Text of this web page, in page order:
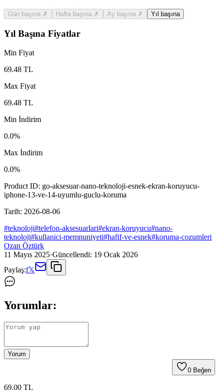
Gün başına ✗ Hafta başına ✗ Ay başına ✗ Yıl başına
Yıl Başına Fiyatlar
Min Fiyat
69.48 TL
Max Fiyat
69.48 TL
Min İndirim
0.0%
Max İndirim
0.0%
Product ID: go-aksesuar-nano-teknoloji-esnek-ekran-koruyucu-
iphone-13-ve-14-uyumlu-guclu-koruma
Tarih: 2026-08-06
#teknoloji#telefon-aksesuarlari#ekran-koruyucu#nano-
teknoloji#kullanici-memnuniyeti#hafif-ve-esnek#koruma-cozumleri
Ozan Öztürk
11 Mayıs 2025·Güncellendi: 19 Ocak 2026
Paylaş:f𝕏
Yorumlar:
Yorum
0 Beğen
69.00 TL